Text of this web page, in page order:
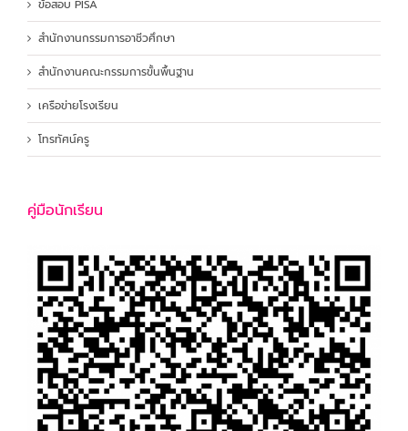
ข้อสอบ PISA
สำนักงานกรรมการอาชีวศึกษา
สำนักงานคณะกรรมการขั้นพื้นฐาน
เครือข่ายโรงเรียน
โทรทัศน์ครู
คู่มือนักเรียน